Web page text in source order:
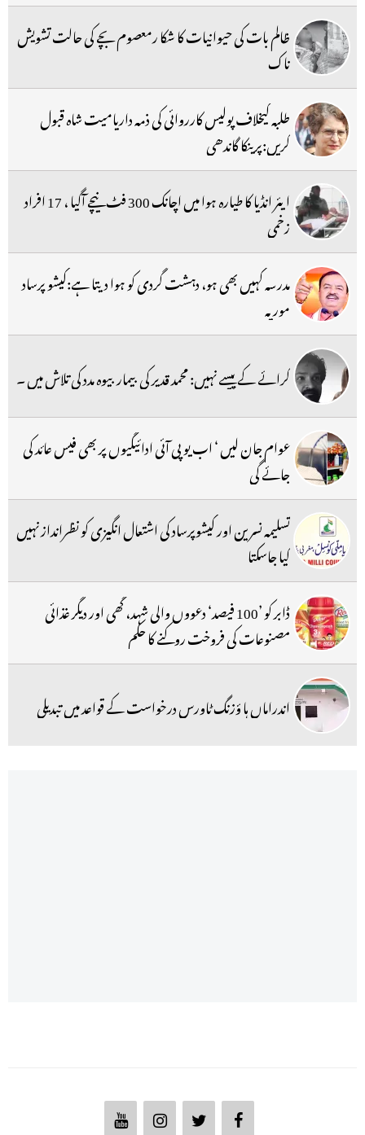
ظالم بات کی حیوانیات کا شکا رمعصوم بچے کی حالت تشویش
ناک
طلبہ کیخلاف پولیس کارروائی کی ذمہ داریامیت شاہ قبول
کریں:پرینکا گاندھی
ایئر انڈیا کا طیارہ ہوا میں اچانک 300 فٹ نیچے آگیا ، 17 افراد
زخمی
مدرسہ کہیں بھی ہو، دہشت گردی کو ہوا دیتا ہے:کیشو پرساد
موریہ
کرائے کے پیسے نہیں: محمد قدیر کی بیمار بیوہ مدد کی تلاش میں ۔
عوام جان لیں ‘ اب یو پی آئی ادائیگیوں پر بھی فیس عائد کی
جائے گی
تسلیمہ نسرین اور کیشوپرساد کی اشتعال انگیزی کو نظرانداز نہیں
کیا جاسکتا
ڈابر کو ’100 فیصد‘ دعووں والی شہد، گھی اور دیگر غذائی
مصنوعات کی فروخت روکنے کا حکم
اندراماں ہا ؤزنگ ٹاورس درخواست کے قواعد میں تبدیلی